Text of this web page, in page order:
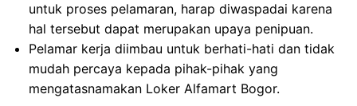
untuk proses pelamaran, harap diwaspadai karena
hal tersebut dapat merupakan upaya penipuan.
Pelamar kerja diimbau untuk berhati-hati dan tidak
mudah percaya kepada pihak-pihak yang
mengatasnamakan Loker Alfamart Bogor.